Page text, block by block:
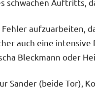
schwachen Auftritts,
aufzuarbeiten,
auch eine
Bleckmann oder
Sander (beide Tor),